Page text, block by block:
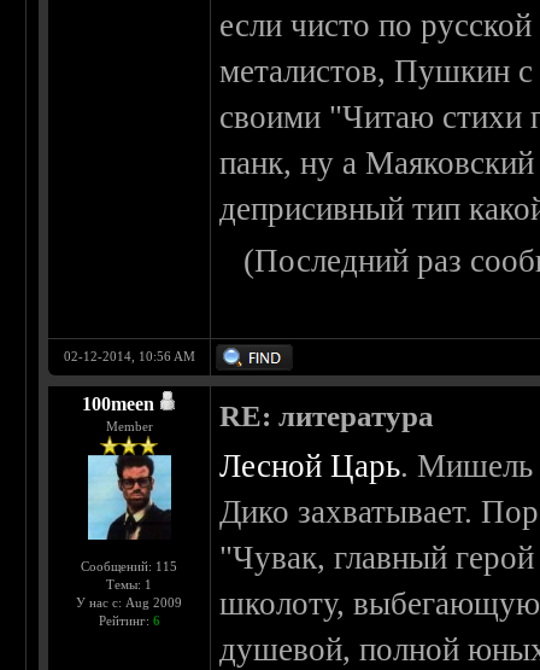
если чисто по
металистов, Пушкин
своими "Читаю стихи
панк, ну а
деприсивный тип
(Последний раз
02-12-2014, 10:56 AM
100meen
Member
Сообщений: 115
Темы: 1
У нас с: Aug 2009
Рейтинг: 6
RE: литература
Лесной Царь. Мишель
Дико захватывает.
"Чувак, главный
школоту, выбегающую
душевой, полной